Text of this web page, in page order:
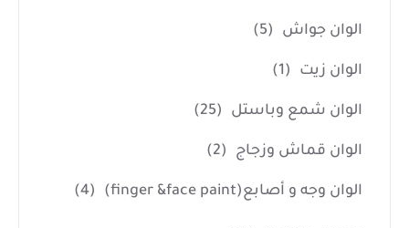
الوان جواش (5)
الوان زيت (1)
الوان شمع وباستل (25)
الوان قماش وزجاج (2)
الوان وجه و أصابع(finger &face paint) (4)